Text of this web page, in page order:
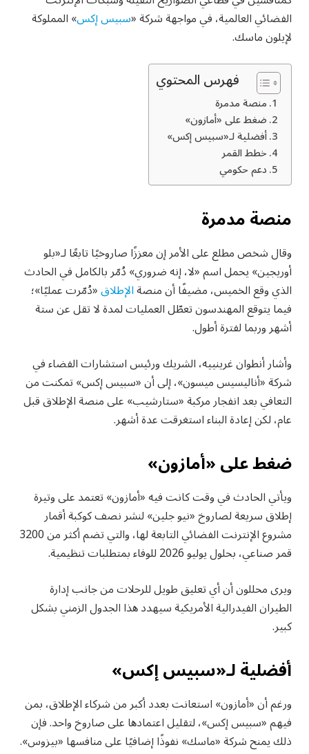
الفضائي العالمية، في مواجهة شركة «سبيس إكس» المملوكة
لإيلون ماسك.
فهرس المحتوي
منصة مدمرة
ضغط على «أمازون»
أفضلية لـ«سبيس إكس»
خطط القمر
دعم حكومي
منصة مدمرة
وقال شخص مطلع على الأمر إن معززًا صاروخيًا تابعًا لـ«بلو
أوريجين» يحمل اسم «لا، إنه ضروري» دُمّر بالكامل في الحادث
الذي وقع الخميس، مضيفًا أن منصةالإطلاق«دُمّرت عمليًا»؛
فيما يتوقع المهندسون تعطّل العمليات لمدة لا تقل عن ستة
أشهر وربما لفترة أطول.
وأشار أنطوان غرينييه، الشريك ورئيس استشارات الفضاء في
شركة «أناليسيس ميسون»، إلى أن «سبيس إكس» تمكنت من
التعافي بعد انفجار مركبة «ستارشيب» على منصة الإطلاق قبل
عام، لكن إعادة البناء استغرقت عدة أشهر.
ضغط على «أمازون»
ويأتي الحادث في وقت كانت فيه «أمازون» تعتمد على وتيرة
إطلاق سريعة لصاروخ «نيو جلين» لنشر نصف كوكبة أقمار
مشروع الإنترنت الفضائي التابعة لها، والتي تضم أكثر من 3200
قمر صناعي، بحلول يوليو 2026 للوفاء بمتطلبات تنظيمية.
ويرى محللون أن أي تعليق طويل للرحلات من جانب إدارة
الطيران الفيدرالية الأمريكية سيهدد هذا الجدول الزمني بشكل
كبير.
أفضلية لـ«سبيس إكس»
ورغم أن «أمازون» استعانت بعدد أكبر من شركاء الإطلاق، بمن
فيهم «سبيس إكس»، لتقليل اعتمادها على صاروخ واحد. فإن
ذلك يمنح شركة «ماسك» نفوذًا إضافيًا على منافسها «بيزوس».